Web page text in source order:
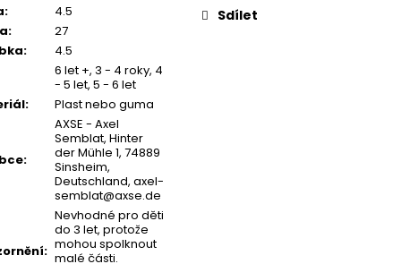
:
4.5
:
27
:
4.5
6 let +, 3 - 4 roky, 4
- 5 let, 5 - 6 let
: Plast nebo guma
:
AXSE - Axel
Semblat, Hinter
der Mühle 1, 74889
Sinsheim,
Deutschland, axel-
semblat@axse.de
:
Nevhodné pro děti
do 3 let, protože
mohou spolknout
malé části.
Sdílet